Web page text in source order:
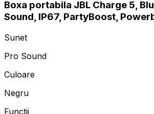
Boxa portabila JBL Charge 5,
Sound, IP67, PartyBoost,
Sunet
Pro Sound
Culoare
Negru
Functii